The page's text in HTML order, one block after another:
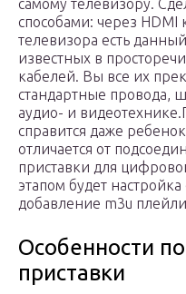
самому телевизору.
способами: через HDMI
телевизора есть
известных в
кабелей. Вы все их
стандартные провода,
аудио- и видеотехнике.
справится даже
отличается от
приставки для
этапом будет настройка
добавление m3u
Особенности
приставки